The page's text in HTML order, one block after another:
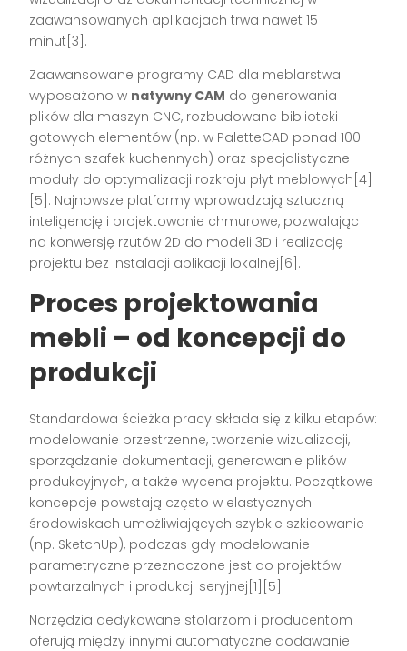
zaawansowanych aplikacjach trwa nawet 15
minut[3].
Zaawansowane programy CAD dla meblarstwa
wyposażono w natywny CAM do generowania
plików dla maszyn CNC, rozbudowane biblioteki
gotowych elementów (np. w PaletteCAD ponad 100
różnych szafek kuchennych) oraz specjalistyczne
moduły do optymalizacji rozkroju płyt meblowych[4]
[5]. Najnowsze platformy wprowadzają sztuczną
inteligencję i projektowanie chmurowe, pozwalając
na konwersję rzutów 2D do modeli 3D i realizację
projektu bez instalacji aplikacji lokalnej[6].
Proces projektowania
mebli – od koncepcji do
produkcji
Standardowa ścieżka pracy składa się z kilku etapów:
modelowanie przestrzenne, tworzenie wizualizacji,
sporządzanie dokumentacji, generowanie plików
produkcyjnych, a także wycena projektu. Początkowe
koncepcje powstają często w elastycznych
środowiskach umożliwiających szybkie szkicowanie
(np. SketchUp), podczas gdy modelowanie
parametryczne przeznaczone jest do projektów
powtarzalnych i produkcji seryjnej[1][5].
Narzędzia dedykowane stolarzom i producentom
oferują między innymi automatyczne dodawanie